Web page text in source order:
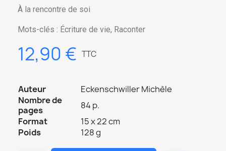
À la rencontre de soi
Mots-clés : Écriture de vie, Raconter
12,90 € TTC
Auteur
Eckenschwiller Michèle
Nombre de
pages
84 p.
Format
15 x 22 cm
Poids
128 g